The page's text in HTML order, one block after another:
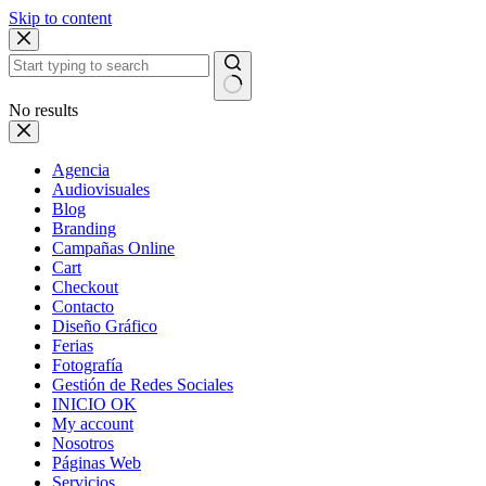
Skip to content
No results
Agencia
Audiovisuales
Blog
Branding
Campañas Online
Cart
Checkout
Contacto
Diseño Gráfico
Ferias
Fotografía
Gestión de Redes Sociales
INICIO OK
My account
Nosotros
Páginas Web
Servicios